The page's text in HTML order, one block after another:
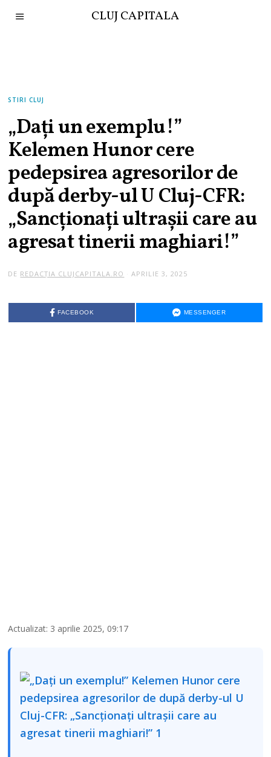
CLUJ CAPITALA
STIRI CLUJ
„Dați un exemplu!”
Kelemen Hunor cere
pedepsirea agresorilor de
după derby-ul U Cluj-CFR:
„Sancționați ultrașii care au
agresat tinerii maghiari!”
DE REDACȚIA CLUJCAPITALA.RO APRILIE 3, 2025
FACEBOOK MESSENGER
Actualizat: 3 aprilie 2025, 09:17